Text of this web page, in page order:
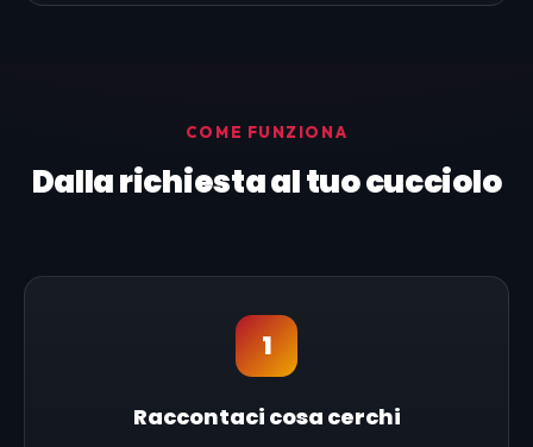
COME FUNZIONA
Dalla richiesta al tuo cucciolo
1
Raccontaci cosa cerchi